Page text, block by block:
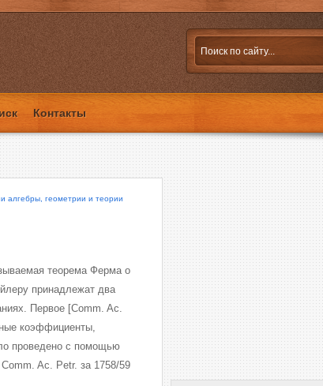
Контакты
алгебры, геометрии и теории
теорема Ферма о
принадлежат два
Первое [Comm. Ac.
коэффициенты,
проведено с помощью
Ac. Petr. за 1758/59